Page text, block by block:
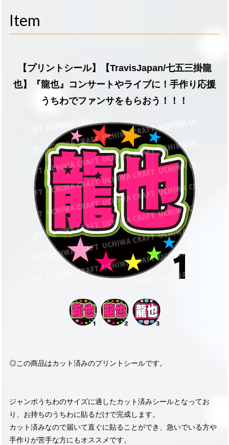
Item
【プリントシール】【TravisJapan/七五三掛龍
也】『龍也』コンサートやライブに！手作り応援
うちわでファンサをもらおう！！！
◎この商品はカット済みのプリントシールです。
ジャンボうちわのサイズに適したカット済みシールとなってお
り、お持ちのうちわに貼るだけで完成します。
カット済みなので届いて直ぐに貼ることができ、急いでいる方や
手作りが苦手な方にもオススメです。